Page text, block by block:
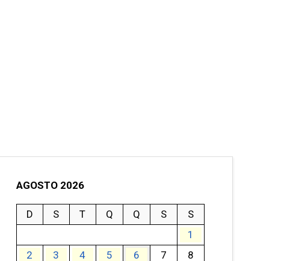
AGOSTO 2026
D S T Q Q S
S
1
2
3 4 5 6 7 8